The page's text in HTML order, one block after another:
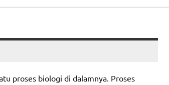
proses biologi di dalamnya. Proses